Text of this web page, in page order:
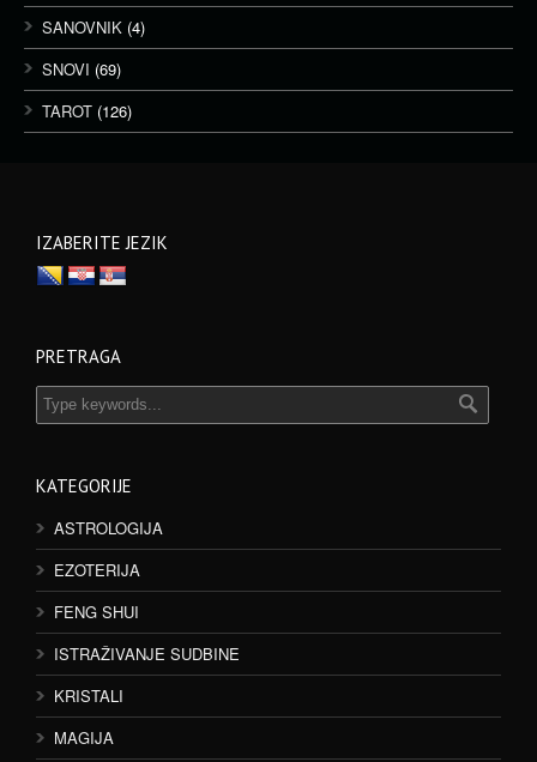
SANOVNIK (4)
SNOVI (69)
TAROT (126)
IZABERITE JEZIK
PRETRAGA
KATEGORIJE
ASTROLOGIJA
EZOTERIJA
FENG SHUI
ISTRAŽIVANJE SUDBINE
KRISTALI
MAGIJA